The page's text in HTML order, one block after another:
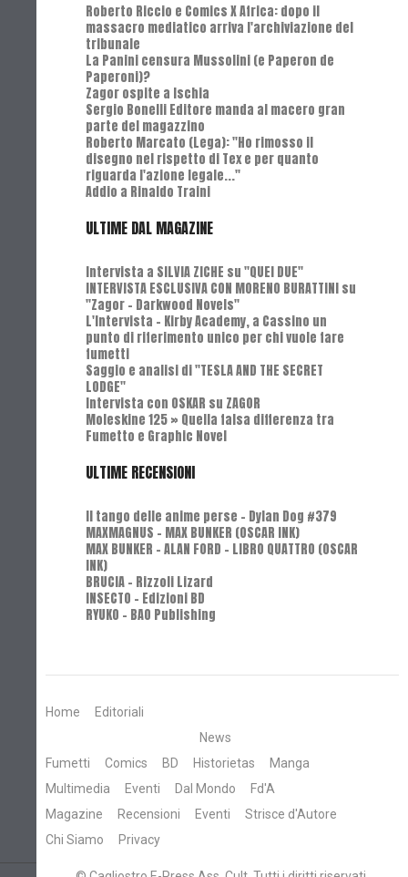
Roberto Riccio e Comics X Africa: dopo il
massacro mediatico arriva l'archiviazione del
tribunale
La Panini censura Mussolini (e Paperon de
Paperoni)?
Zagor ospite a Ischia
Sergio Bonelli Editore manda al macero gran
parte del magazzino
Roberto Marcato (Lega): "Ho rimosso il
disegno nel rispetto di Tex e per quanto
riguarda l'azione legale..."
Addio a Rinaldo Traini
ULTIME DAL MAGAZINE
Intervista a SILVIA ZICHE su "QUEI DUE"
INTERVISTA ESCLUSIVA CON MORENO BURATTINI su
"Zagor - Darkwood Novels"
L'Intervista - Kirby Academy, a Cassino un
punto di riferimento unico per chi vuole fare
fumetti
Saggio e analisi di "TESLA AND THE SECRET
LODGE"
Intervista con OSKAR su ZAGOR
Moleskine 125 » Quella falsa differenza tra
Fumetto e Graphic Novel
ULTIME RECENSIONI
Il tango delle anime perse - Dylan Dog #379
MAXMAGNUS – MAX BUNKER (OSCAR INK)
MAX BUNKER – ALAN FORD – LIBRO QUATTRO (OSCAR
INK)
BRUCIA - Rizzoli Lizard
INSECTO - Edizioni BD
RYUKO - BAO Publishing
Home
Editoriali
News
Fumetti
Comics BD Historietas
Manga
Multimedia
Eventi Dal Mondo
Fd'A
Magazine
Recensioni Eventi
Strisce d'Autore
Chi Siamo
Privacy